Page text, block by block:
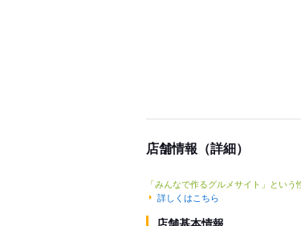
店舗情報（詳細）
「みんなで作るグルメサイト」とい
詳しくはこちら
店舗基本情報